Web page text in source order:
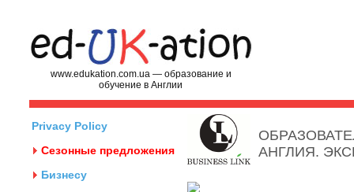
www.edukation.com.ua — образование и
обучение в Англии
Privacy Policy
Сезонные предложения
Бизнесу
АНГЛИЯ.